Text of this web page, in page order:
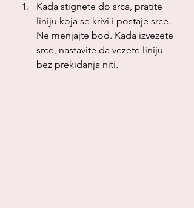
Kada stignete do srca, pratite
liniju koja se krivi i postaje srce.
Ne menjajte bod. Kada izvezete
srce, nastavite da vezete liniju
bez prekidanja niti.